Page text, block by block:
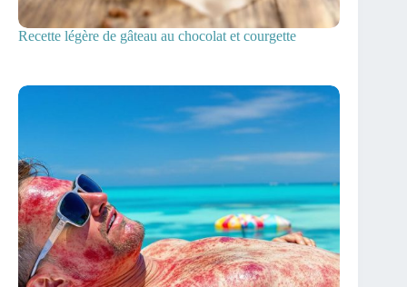
Recette légère de gâteau au chocolat et courgette